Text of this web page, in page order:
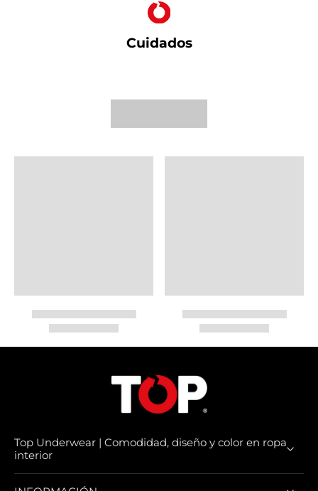
Cuidados
Top Underwear | Comodidad, diseño y color en ropa
interior